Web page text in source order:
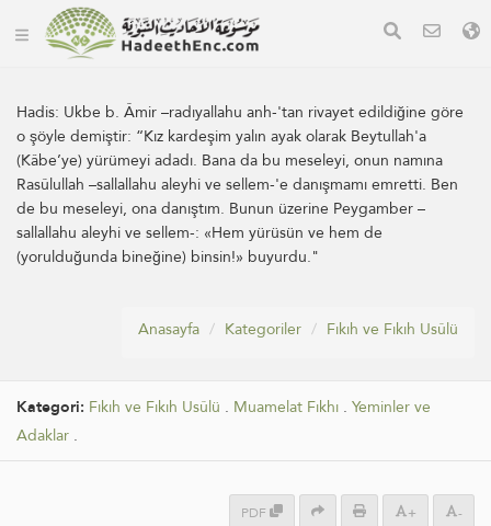
Hadis: Ukbe b. Âmir –radıyallahu anh-'tan rivayet edildiğine göre
o şöyle demiştir: “Kız kardeşim yalın ayak olarak Beytullah'a
(Kâbe’ye) yürümeyi adadı. Bana da bu meseleyi, onun namına
Rasûlullah –sallallahu aleyhi ve sellem-'e danışmamı emretti. Ben
de bu meseleyi, ona danıştım. Bunun üzerine Peygamber –
sallallahu aleyhi ve sellem-: «Hem yürüsün ve hem de
(yorulduğunda bineğine) binsin!» buyurdu."
Anasayfa Kategoriler Fıkıh ve Fıkıh Usûlü
Kategori: Fıkıh ve Fıkıh Usûlü . Muamelat Fıkhı . Yeminler ve
Adaklar .
PDF + -